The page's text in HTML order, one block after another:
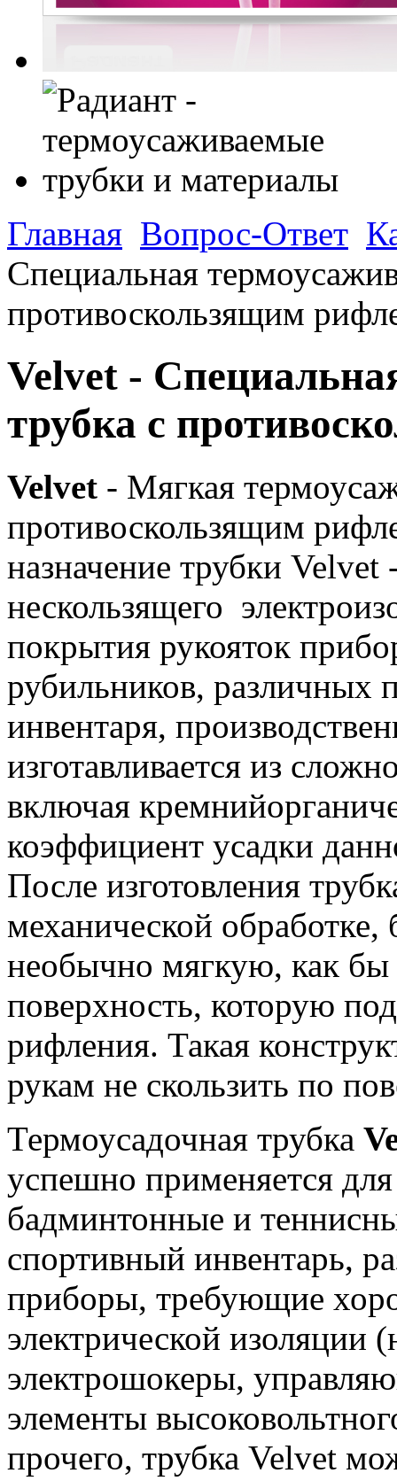
Главная Вопрос-Ответ
Специальная
противоскользящим
Velvet -
трубка с
Velvet - Мягкая
противоскользящим
назначение трубки Velvet
нескользящего
покрытия рукояток
рубильников, различных
инвентаря,
изготавливается из
включая
коэффициент усадки
После изготовления
механической обработке,
необычно мягкую, как
поверхность, которую
рифления. Такая
рукам не скользить по
Термоусадочная трубка
успешно применяется
бадминтонные и
спортивный инвентарь,
приборы, требующие
электрической изоляции
электрошокеры,
элементы
прочего, трубка Velvet